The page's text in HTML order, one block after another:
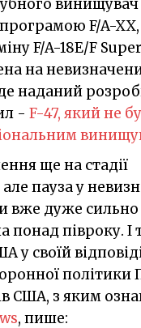
F/A-
F/A-18E/F
на
наданий
- F-47, який не
ще на стадії
пауза у
вже дуже сильно
понад півроку. І
у своїй
політики
США, з яким
, пише: